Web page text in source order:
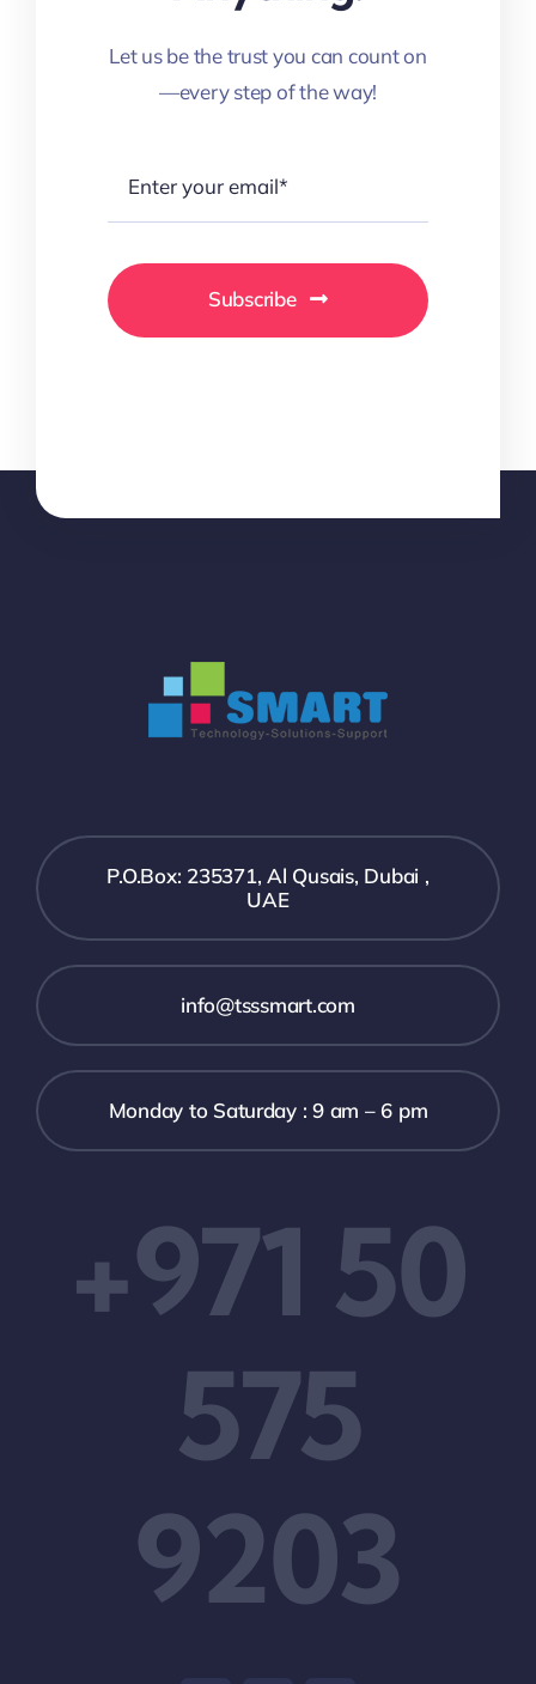
Let us be the trust you can count on
—every step of the way!
Subscribe
P.O.Box: 235371, Al Qusais, Dubai ,
UAE
info@tsssmart.com
Monday to Saturday : 9 am – 6 pm
+971 50
575
9203